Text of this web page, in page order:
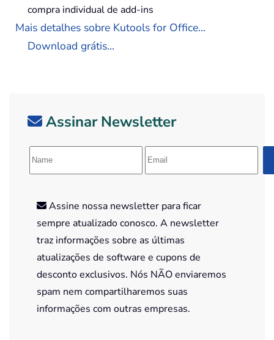
compra individual de add-ins
Mais detalhes sobre Kutools for Office...
Download grátis...
Assinar Newsletter
Assine nossa newsletter para ficar
sempre atualizado conosco. A newsletter
traz informações sobre as últimas
atualizações de software e cupons de
desconto exclusivos. Nós NÃO enviaremos
spam nem compartilharemos suas
informações com outras empresas.